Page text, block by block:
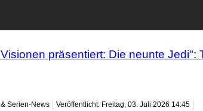
präsentiert: Die neunte Jedi":
Serien-News Veröffentlicht: Freitag, 03. Juli 2026 14:45